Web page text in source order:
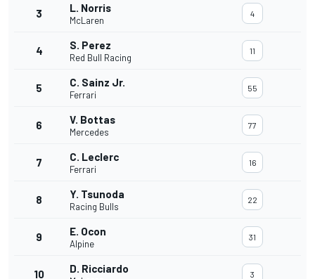
3 L. Norris
McLaren
4
4 S. Perez
Red Bull Racing
11
5 C. Sainz Jr.
Ferrari
55
6 V. Bottas
Mercedes
77
7 C. Leclerc
Ferrari
16
8 Y. Tsunoda
Racing Bulls
22
9 E. Ocon
Alpine
31
10 D. Ricciardo 3